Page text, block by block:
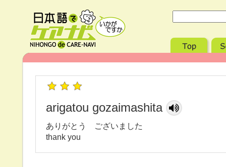
arigatou gozaimashita
ありがとう ございました
thank you